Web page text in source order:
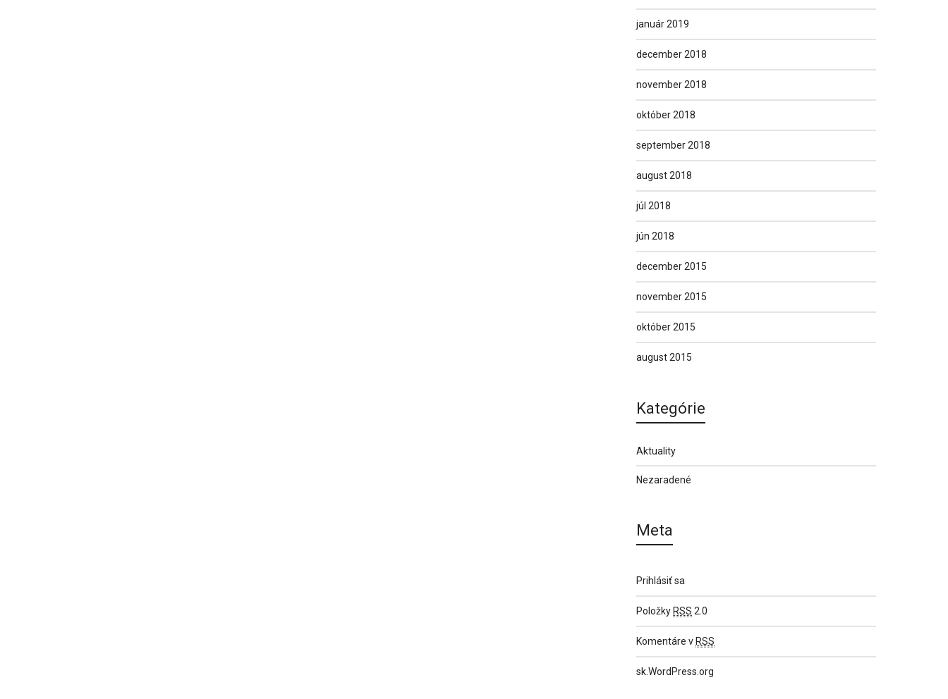
január 2019
december 2018
november 2018
október 2018
september 2018
august 2018
júl 2018
jún 2018
december 2015
november 2015
október 2015
august 2015
Kategórie
Aktuality
Nezaradené
Meta
Prihlásiť sa
Položky RSS 2.0
Komentáre v RSS
sk.WordPress.org